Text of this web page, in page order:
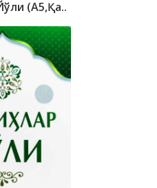
(A5,қа..